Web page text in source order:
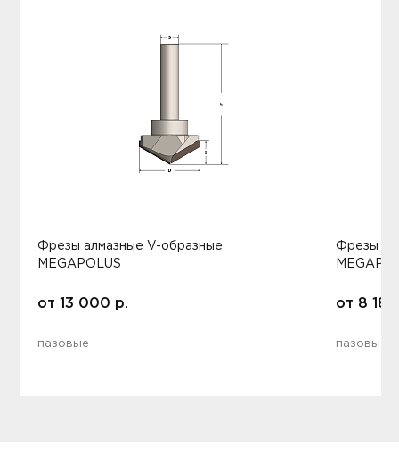
Фрезы алмазные V-образные
MEGAPOLUS
от 13 000 р.
пазовые
Фрезы
от 8 181
пазовые